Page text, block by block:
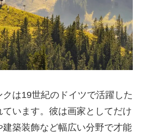
は19世紀のドイツで活躍した
います。彼は画家としてだけ
築装飾など幅広い分野で才能